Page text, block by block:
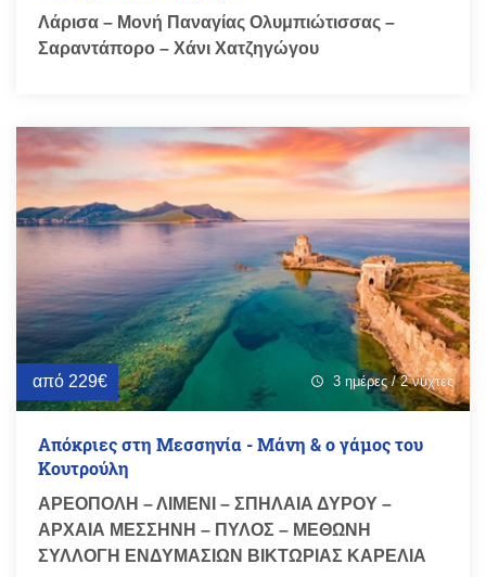
Λάρισα – Μονή Παναγίας Ολυμπιώτισσας –
Σαραντάπορο – Χάνι Χατζηγώγου
από 229€ schedule 3 ημέρες / 2 νύχτες
Απόκριες στη Μεσσηνία - Μάνη & ο γάμος του
Κουτρούλη
ΑΡΕΟΠΟΛΗ – ΛΙΜΕΝΙ – ΣΠΗΛΑΙΑ ΔΥΡΟΥ –
ΑΡΧΑΙΑ ΜΕΣΣΗΝΗ – ΠΥΛΟΣ – ΜΕΘΩΝΗ
ΣΥΛΛΟΓΗ ΕΝΔΥΜΑΣΙΩΝ ΒΙΚΤΩΡΙΑΣ ΚΑΡΕΛΙΑ